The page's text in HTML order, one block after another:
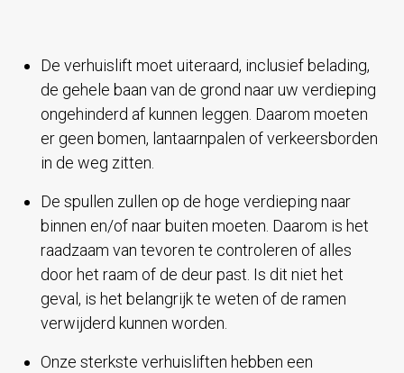
De verhuislift moet uiteraard, inclusief belading,
de gehele baan van de grond naar uw verdieping
ongehinderd af kunnen leggen. Daarom moeten
er geen bomen, lantaarnpalen of verkeersborden
in de weg zitten.
De spullen zullen op de hoge verdieping naar
binnen en/of naar buiten moeten. Daarom is het
raadzaam van tevoren te controleren of alles
door het raam of de deur past. Is dit niet het
geval, is het belangrijk te weten of de ramen
verwijderd kunnen worden.
Onze sterkste verhuisliften hebben een